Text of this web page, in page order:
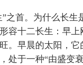
之首。为什么长生
容十二长生：早
。早晨的太阳，它
处于一种“由盛变